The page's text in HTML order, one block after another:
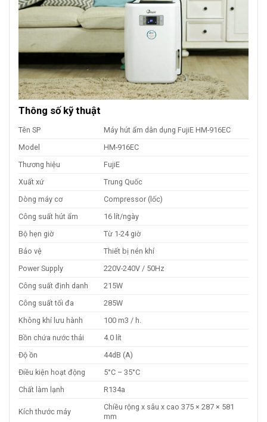
Thông số kỹ thuật
Tên SP
Máy hút ẩm dân dụng FujiE HM-916EC
Model
HM-916EC
Thương hiệu
FujiE
Xuất xứ
Trung Quốc
Dòng máy cơ
Compressor (lốc)
Công suất hút ẩm
16 lít/ngày
Bộ hẹn giờ
Từ 1-24 giờ
Bảo vệ
Thiết bị nén khí
Power Supply
220V-240V / 50Hz
Công suất định danh
215W
Công suất tối đa
285W
Không khí lưu hành
100 m3 / h.
Bồn chứa nước thải
4.0 lít
Độ ồn
44dB (A)
Điều kiện hoạt động
5°C – 35°C
Chất làm lạnh
R134a
Kích thước máy
Chiều rộng x sâu x cao 375 × 287 × 581
mm